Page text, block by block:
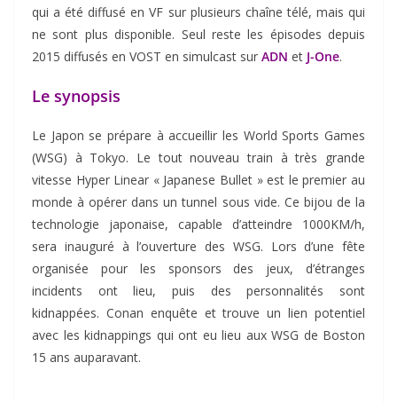
qui a été diffusé en VF sur plusieurs chaîne télé, mais qui
ne sont plus disponible. Seul reste les épisodes depuis
2015 diffusés en VOST en simulcast sur ADN et J-One.
Le synopsis
Le Japon se prépare à accueillir les World Sports Games
(WSG) à Tokyo. Le tout nouveau train à très grande
vitesse Hyper Linear « Japanese Bullet » est le premier au
monde à opérer dans un tunnel sous vide. Ce bijou de la
technologie japonaise, capable d’atteindre 1000KM/h,
sera inauguré à l’ouverture des WSG. Lors d’une fête
organisée pour les sponsors des jeux, d’étranges
incidents ont lieu, puis des personnalités sont
kidnappées. Conan enquête et trouve un lien potentiel
avec les kidnappings qui ont eu lieu aux WSG de Boston
15 ans auparavant.